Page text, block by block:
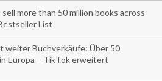
more than 50 million books across
List
weiter Buchverkäufe: Über 50
Europa – TikTok erweitert